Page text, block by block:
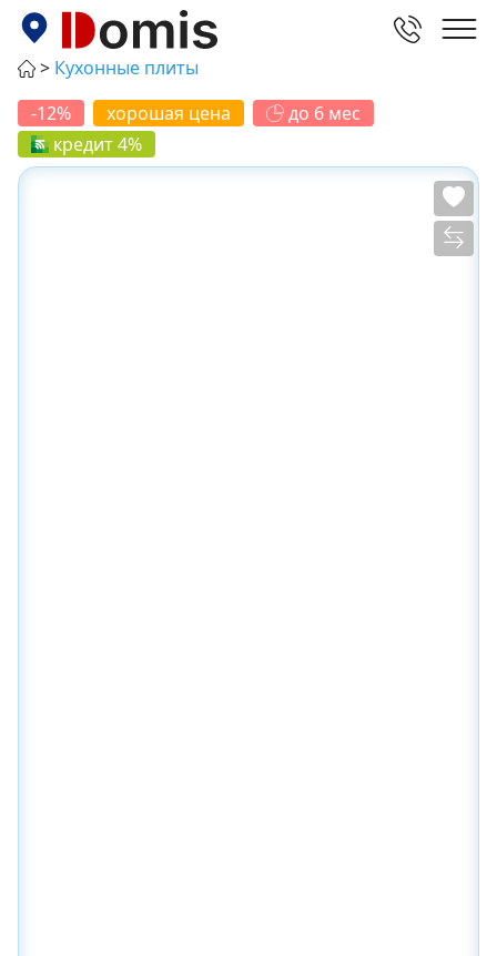
Кухонные плиты
-12%
хорошая цена
до 6 мес
кредит 4%